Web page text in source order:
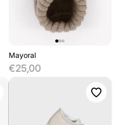
Mayoral
€25,00